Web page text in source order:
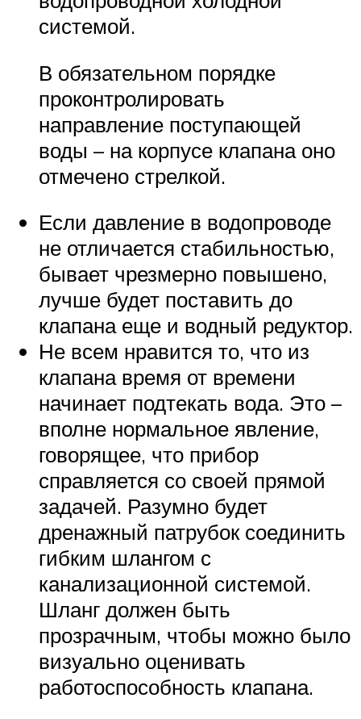
системой.
В обязательном порядке
проконтролировать
направление поступающей
воды – на корпусе клапана оно
отмечено стрелкой.
Если давление в водопроводе
не отличается стабильностью,
бывает чрезмерно повышено,
лучше будет поставить до
клапана еще и водный редуктор.
Не всем нравится то, что из
клапана время от времени
начинает подтекать вода. Это –
вполне нормальное явление,
говорящее, что прибор
справляется со своей прямой
задачей. Разумно будет
дренажный патрубок соединить
гибким шлангом с
канализационной системой.
Шланг должен быть
прозрачным, чтобы можно было
визуально оценивать
работоспособность клапана.